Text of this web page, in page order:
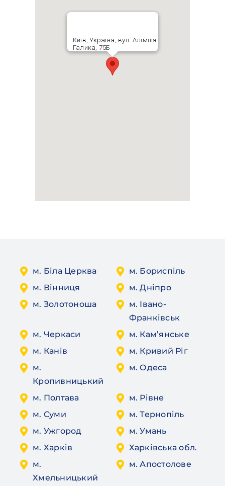
Київ, Україна, вул. Алімпія
Галика, 75Б
м. Біла Церква
м. Бориспіль
м. Вінниця
м. Дніпро
м. Золотоноша
м. Івано-
Франківськ
м. Черкаси
м. Кам’янське
м. Канів
м. Кривий Ріг
м.
Кропивницький
м. Одеса
м. Полтава
м. Рівне
м. Суми
м. Тернопіль
м. Ужгород
м. Умань
м. Харків
Харківська обл.
м.
Хмельницький
м. Апостолове